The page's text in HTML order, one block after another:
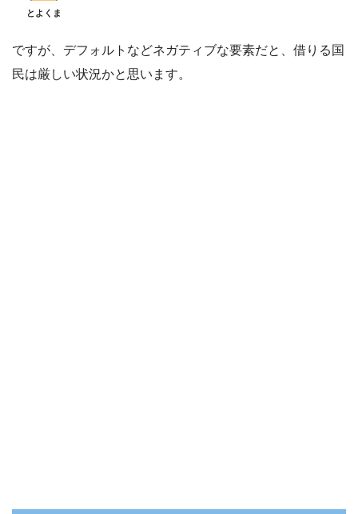
とよくま
ですが、デフォルトなどネガティブな要素だと、借りる国
民は厳しい状況かと思います。